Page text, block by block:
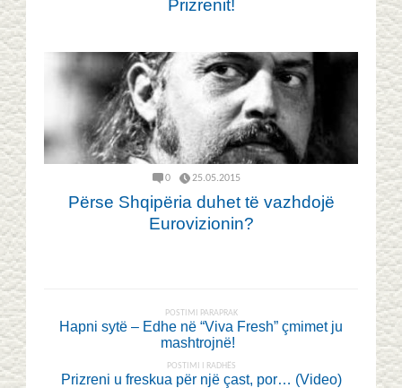
Prizrenit!
0 25.05.2015
Përse Shqipëria duhet të vazhdojë
Eurovizionin?
POSTIMI PARAPRAK
Hapni sytë – Edhe në “Viva Fresh” çmimet ju
mashtrojnë!
POSTIMI I RADHËS
Prizreni u freskua për një çast, por… (Video)